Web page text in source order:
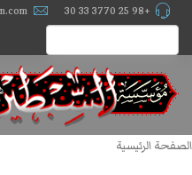
+98 25 3770 33 30
الصفحة الرئيسية